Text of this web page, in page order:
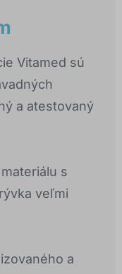
Vitamed sú
a atestovaný
s
veľmi
a